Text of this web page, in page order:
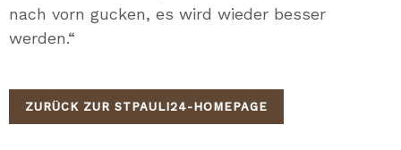
nach vorn gucken, es wird wieder besser
werden.“
ZURÜCK ZUR STPAULI24-HOMEPAGE